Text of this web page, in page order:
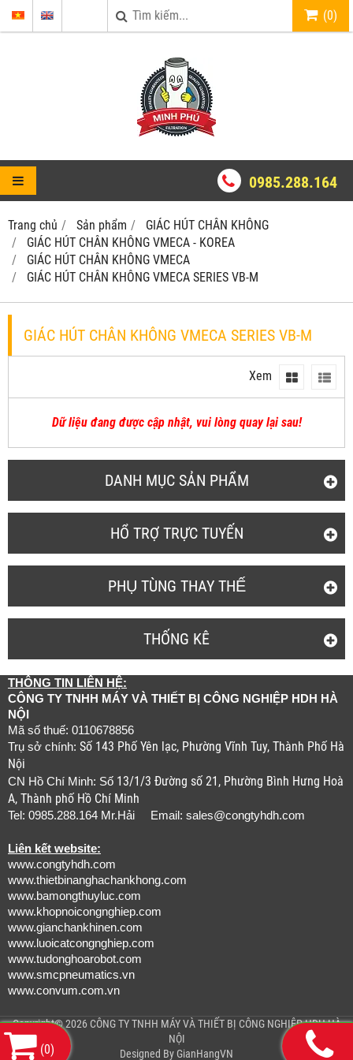
(0)
0985.288.164
Trang chủ Sản phẩm
GIÁC HÚT CHÂN KHÔNG
GIÁC HÚT CHÂN KHÔNG VMECA - KOREA
GIÁC HÚT CHÂN KHÔNG VMECA
GIÁC HÚT CHÂN KHÔNG VMECA SERIES VB-M
DANH MỤC SẢN PHẨM
HỔ TRỢ TRỰC TUYẾN
PHỤ TÙNG THAY THẾ
THỐNG KÊ
GIÁC HÚT CHÂN KHÔNG VMECA SERIES VB-M
Xem
Dữ liệu đang được cập nhật, vui lòng quay lại sau!
THÔNG TIN LIÊN HỆ:
CÔNG TY TNHH MÁY VÀ THIẾT BỊ CÔNG NGHIỆP HDH HÀ
NỘI
Mã số thuế: 0110678856
Trụ sở chính: Số 143 Phố Yên lạc, Phường Vĩnh Tuy, Thành Phố Hà
Nội
CN Hồ Chí Minh: Số 13/1/3 Đường số 21, Phường Bình Hưng Hoà
A, Thành phố Hồ Chí Minh
Tel: 0985.288.164 Mr.Hải Email: sales@congtyhdh.com
Liên kết website:
www.congtyhdh.com
www.thietbinanghachankhong.com
www.bamongthuyluc.com
www.khopnoicongnghiep.com
www.gianchankhinen.com
www.luoicatcongnghiep.com
www.tudonghoarobot.com
www.smcpneumatics.vn
www.convum.com.vn
Copyright© 2026 CÔNG TY TNHH MÁY VÀ THIẾT BỊ CÔNG NGHIỆP HDH HÀ
NỘI
Designed By GianHangVN
(0)